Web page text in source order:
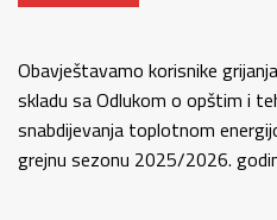
Obavještavamo korisnike
skladu sa Odlukom o opštim i
snabdijevanja toplotnom
grejnu sezonu 2025/2026.